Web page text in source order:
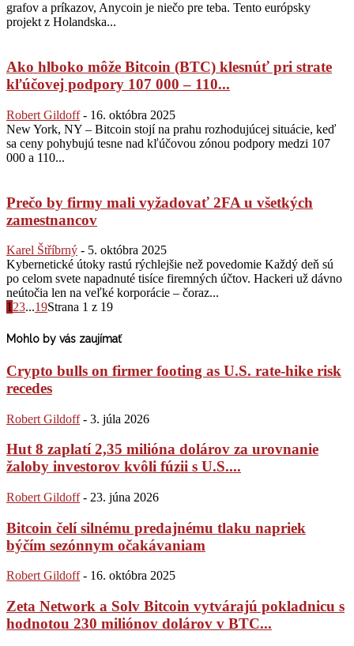
grafov a príkazov, Anycoin je niečo pre teba. Tento európsky
projekt z Holandska...
Ako hlboko môže Bitcoin (BTC) klesnúť pri strate
kľúčovej podpory 107 000 – 110...
Robert Gildoff - 16. októbra 2025
New York, NY – Bitcoin stojí na prahu rozhodujúcej situácie, keď
sa ceny pohybujú tesne nad kľúčovou zónou podpory medzi 107
000 a 110...
Prečo by firmy mali vyžadovať 2FA u všetkých
zamestnancov
Karel Štříbrný - 5. októbra 2025
Kybernetické útoky rastú rýchlejšie než povedomie Každý deň sú
po celom svete napadnuté tisíce firemných účtov. Hackeri už dávno
neútočia len na veľké korporácie – čoraz...
1 23...19Strana 1 z 19
Mohlo by vás zaujímať
Crypto bulls on firmer footing as U.S. rate-hike risk
recedes
Robert Gildoff - 3. júla 2026
Hut 8 zaplatí 2,35 milióna dolárov za urovnanie
žaloby investorov kvôli fúzii s U.S....
Robert Gildoff - 23. júna 2026
Bitcoin čelí silnému predajnému tlaku napriek
býčím sezónnym očakávaniam
Robert Gildoff - 16. októbra 2025
Zeta Network a Solv Bitcoin vytvárajú pokladnicu s
hodnotou 230 miliónov dolárov v BTC...